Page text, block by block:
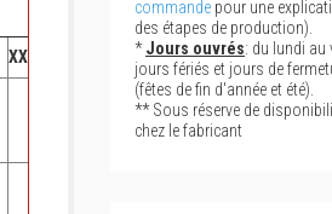
XXL
commande pour une
des étapes de production).
*Jours ouvrés: du lundi au
jours fériés et jours de
(fêtes de fin d'année et été).
** Sous réserve de
chez le fabricant